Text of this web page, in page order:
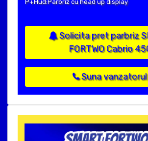
P+Hud:Parbriz cu head up display
Solicita pret parbriz
FORTWO Cabrio
Suna vanzatorul